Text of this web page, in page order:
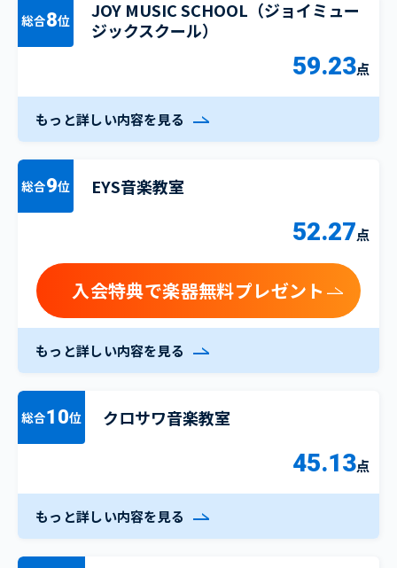
総合8位
JOY MUSIC SCHOOL（ジョイミュー
ジックスクール）
59.23点
もっと詳しい内容を見る
総合9位 EYS音楽教室
52.27点
入会特典で楽器無料プレゼント
もっと詳しい内容を見る
総合10位 クロサワ音楽教室
45.13点
もっと詳しい内容を見る